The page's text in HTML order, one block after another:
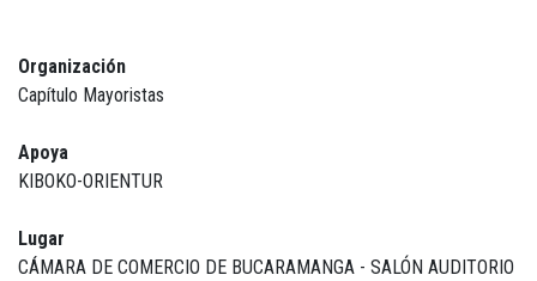
Organización
Capítulo Mayoristas
Apoya
KIBOKO-ORIENTUR
Lugar
CÁMARA DE COMERCIO DE BUCARAMANGA - SALÓN AUDITORIO